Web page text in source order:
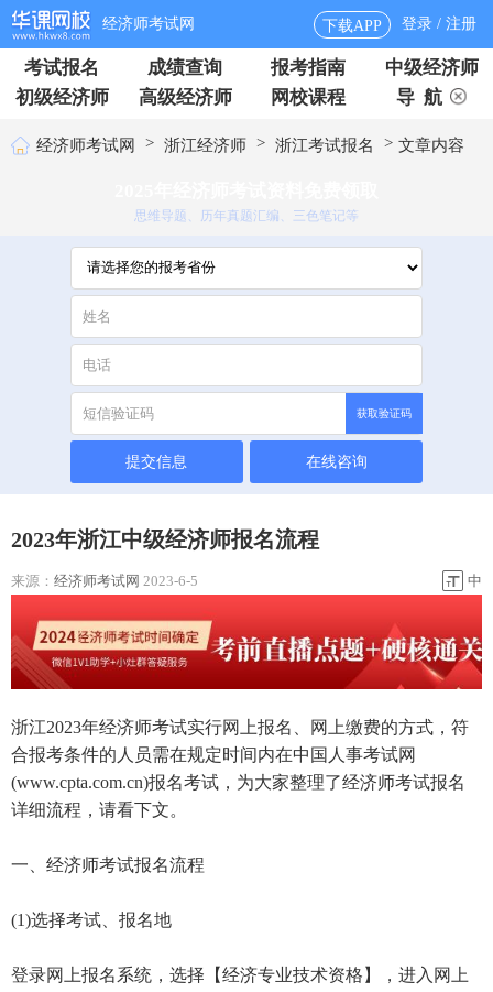
经济师考试网 下载APP 登录 / 注册
考试报名 成绩查询 报考指南
中级经济师
初级经济师
高级经济师 网校课程 导 航
经济师考试网 > 浙江经济师 > 浙江考试报名 > 文章内容
思维导题、历年真题汇编、三色笔记等
获取验证码
提交信息 在线咨询
2023年浙江中级经济师报名流程
来源： 经济师考试网 2023-6-5 中
浙江2023年经济师考试实行网上报名、网上缴费的方式，符
合报考条件的人员需在规定时间内在中国人事考试网
(www.cpta.com.cn)报名考试，为大家整理了经济师考试报名
详细流程，请看下文。
一、经济师考试报名流程
(1)选择考试、报名地
登录网上报名系统，选择【经济专业技术资格】，进入网上